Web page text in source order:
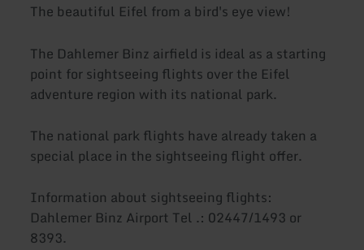
The beautiful Eifel from a bird's eye view!
The Dahlemer Binz airfield is ideal as a starting
point for sightseeing flights over the Eifel
adventure region with its national park.
The national park flights have already taken a
special place in the sightseeing flight offer.
Information about sightseeing flights:
Dahlemer Binz Airport Tel .: 02447/1493 or
8393.